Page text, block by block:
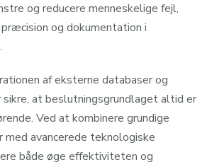
og reducere menneskelige fejl,
og dokumentation i
af eksterne databaser og
at beslutningsgrundlaget altid er
Ved at kombinere grundige
med avancerede teknologiske
både øge effektiviteten og